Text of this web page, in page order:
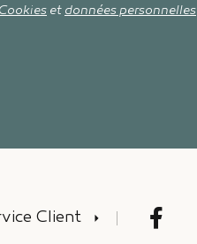
et données personnelles
Client